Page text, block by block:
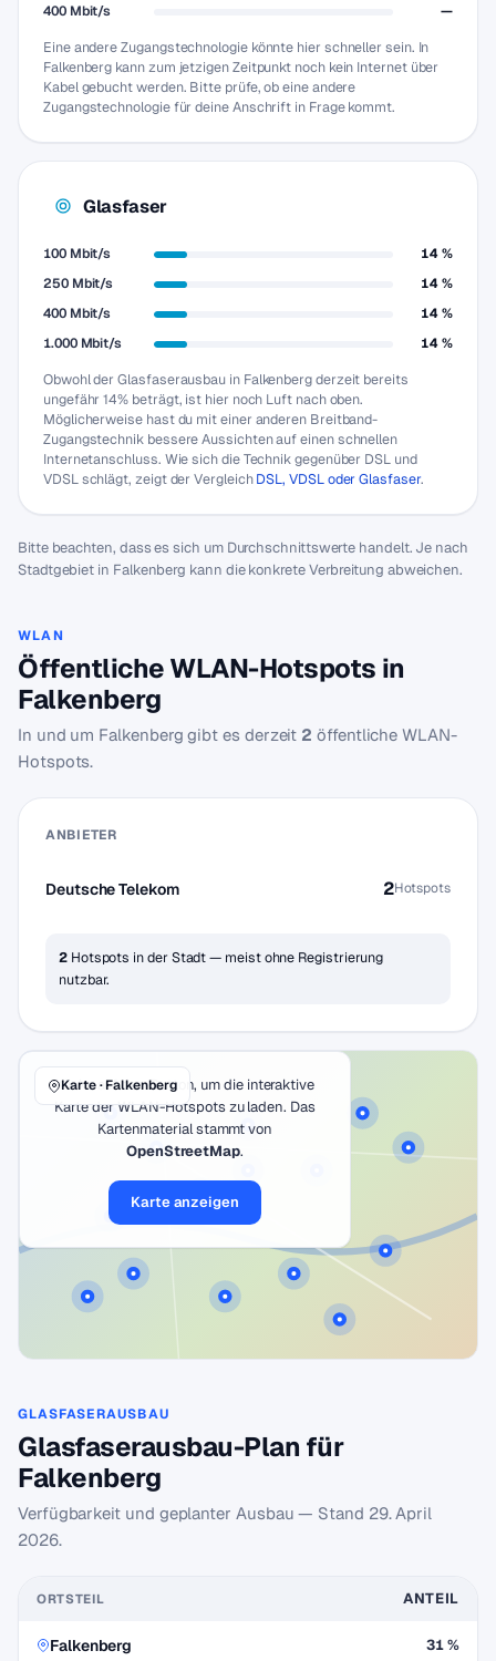
400 Mbit/s —
Eine andere Zugangstechnologie könnte hier schneller sein. In
Falkenberg kann zum jetzigen Zeitpunkt noch kein Internet über
Kabel gebucht werden. Bitte prüfe, ob eine andere
Zugangstechnologie für deine Anschrift in Frage kommt.
Glasfaser
100 Mbit/s
14 %
250 Mbit/s
14 %
400 Mbit/s
14 %
1.000 Mbit/s
14 %
Obwohl der Glasfaserausbau in Falkenberg derzeit bereits
ungefähr 14% beträgt, ist hier noch Luft nach oben.
Möglicherweise hast du mit einer anderen Breitband-
Zugangstechnik bessere Aussichten auf einen schnellen
Internetanschluss. Wie sich die Technik gegenüber DSL und
VDSL schlägt, zeigt der VergleichDSL, VDSL oder Glasfaser.
Bitte beachten, dass es sich um Durchschnittswerte handelt. Je nach
Stadtgebiet in Falkenberg kann die konkrete Verbreitung abweichen.
WLAN
Öffentliche WLAN-Hotspots in
Falkenberg
In und um Falkenberg gibt es derzeit 2 öffentliche WLAN-
Hotspots.
ANBIETER
Deutsche Telekom 2Hotspots
2Hotspots in der Stadt — meist ohne Registrierung
nutzbar.
Klicke auf den Button, um die interaktive
Karte der WLAN-Hotspots zu laden. Das
Kartenmaterial stammt von
OpenStreetMap.
Karte anzeigen
Karte · Falkenberg
GLASFASERAUSBAU
Glasfaserausbau-Plan für
Falkenberg
Verfügbarkeit und geplanter Ausbau — Stand 29. April
2026.
ORTSTEIL ANTEIL
Falkenberg 31 %